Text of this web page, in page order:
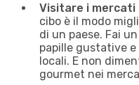
Visitare i mercati
cibo è il modo
di un paese. Fai
papille gustative
locali. E non
gourmet nei